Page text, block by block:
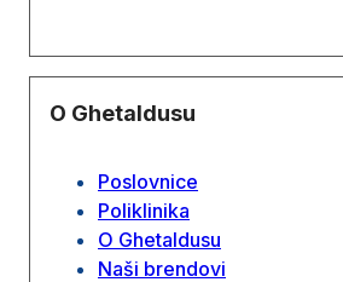
O Ghetaldusu
Poslovnice
Poliklinika
O Ghetaldusu
Naši brendovi